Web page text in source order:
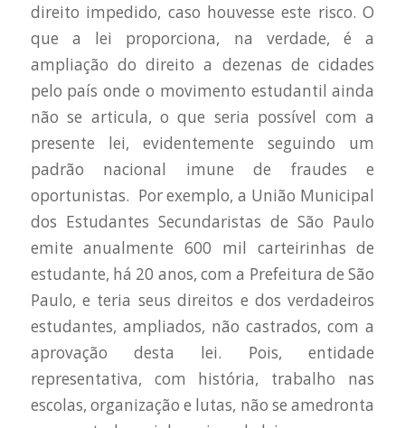
direito impedido, caso houvesse este risco. O
que a lei proporciona, na verdade, é a
ampliação do direito a dezenas de cidades
pelo país onde o movimento estudantil ainda
não se articula, o que seria possível com a
presente lei, evidentemente seguindo um
padrão nacional imune de fraudes e
oportunistas. Por exemplo, a União Municipal
dos Estudantes Secundaristas de São Paulo
emite anualmente 600 mil carteirinhas de
estudante, há 20 anos, com a Prefeitura de São
Paulo, e teria seus direitos e dos verdadeiros
estudantes, ampliados, não castrados, com a
aprovação desta lei. Pois, entidade
representativa, com história, trabalho nas
escolas, organização e lutas, não se amedronta